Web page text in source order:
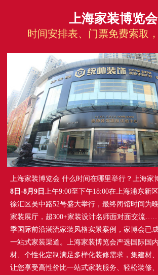
上海家装博览会
时间安排表、门票免费索取
上海家装博览会 什么时间在哪里举行？上海家
8日-8月9日
上午9:00至下午18:00在上海浦东新
徐汇区吴中路52号盛大举行，最终闭馆时间为
家装展厅，超300+家装设计名师面对面交流
季国际前沿潮流家装风格实景案例，家博会已
一站式家装渠道。上海家装博览会严选国际国
材、个性化定制满足多样化装修需求，集建材
让您享受高性价比一站式家装服务、轻松装修